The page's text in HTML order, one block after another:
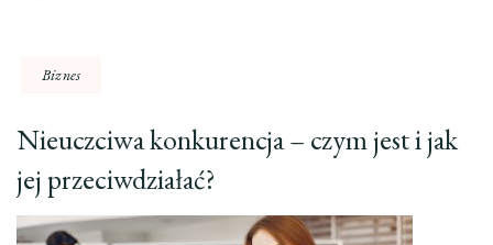
Biznes
Nieuczciwa konkurencja – czym jest i jak
jej przeciwdziałać?